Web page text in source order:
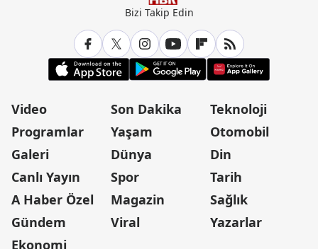
Bizi Takip Edin
Video
Programlar
Galeri
Canlı Yayın
A Haber Özel
Gündem
Ekonomi
Son Dakika
Yaşam
Dünya
Spor
Magazin
Viral
Teknoloji
Otomobil
Din
Tarih
Sağlık
Yazarlar